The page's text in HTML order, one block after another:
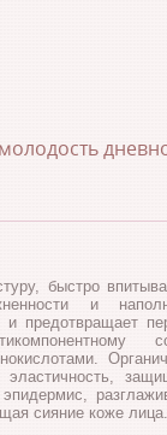
быстро
и
и предотвращает
эластичность,
сияние коже лица.